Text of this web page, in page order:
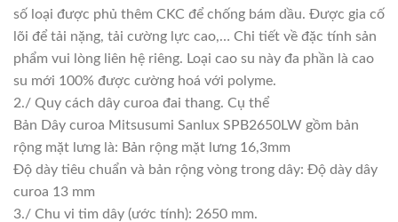
số loại được phủ thêm CKC để chống bám dầu. Được gia cố
lõi để tải nặng, tải cường lực cao,… Chi tiết về đặc tính sản
phẩm vui lòng liên hệ riêng. Loại cao su này đa phần là cao
su mới 100% được cường hoá với polyme.
2./ Quy cách dây curoa đai thang. Cụ thể
Bản Dây curoa Mitsusumi Sanlux SPB2650LW gồm bản
rộng mặt lưng là: Bản rộng mặt lưng 16,3mm
Độ dày tiêu chuẩn và bản rộng vòng trong dây: Độ dày dây
curoa 13 mm
3./ Chu vi tim dây (ước tính): 2650 mm.